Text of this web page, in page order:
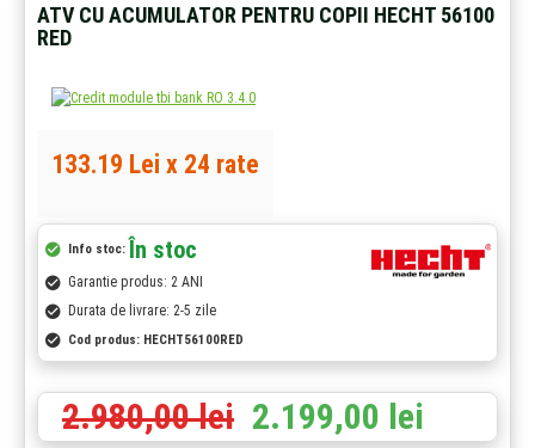
ATV CU ACUMULATOR PENTRU COPII HECHT 56100
RED
Info stoc: În stoc
Garantie produs: 2 ANI
Durata de livrare: 2-5 zile
Cod produs: HECHT56100RED
2.199,00 lei
2.980,00 lei
133.19 Lei x 24 rate